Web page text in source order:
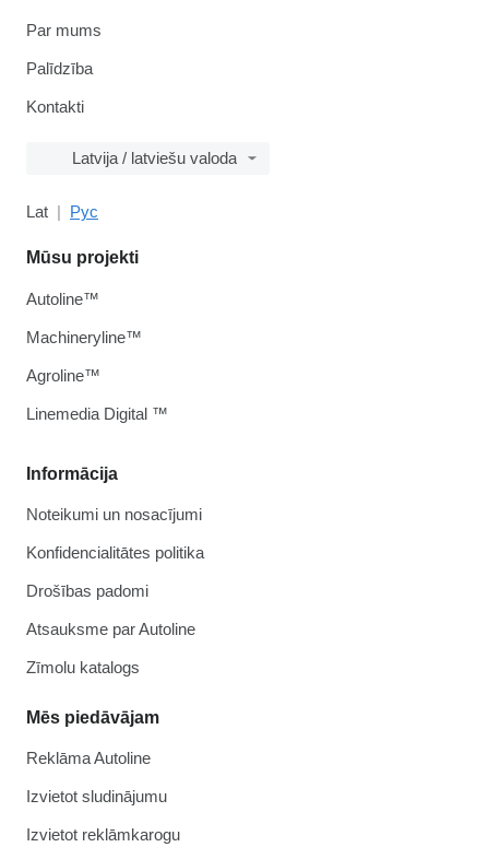
Par mums
Palīdzība
Kontakti
Latvija / latviešu valoda
Lat Рус
Informācija
Noteikumi un nosacījumi
Konfidencialitātes politika
Drošības padomi
Atsauksme par Autoline
Zīmolu katalogs
Mēs piedāvājam
Reklāma Autoline
Izvietot sludinājumu
Izvietot reklāmkarogu
Mūsu projekti
Autoline™
Machineryline™
Agroline™
Linemedia Digital ™